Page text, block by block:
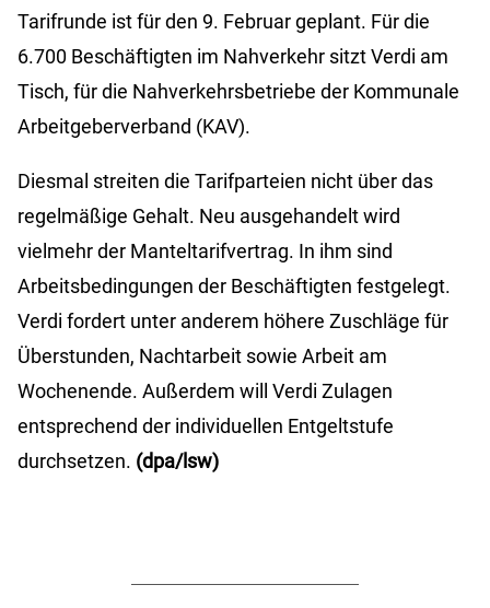
Tarifrunde ist für den 9. Februar geplant. Für die
6.700 Beschäftigten im Nahverkehr sitzt Verdi am
Tisch, für die Nahverkehrsbetriebe der Kommunale
Arbeitgeberverband (KAV).
Diesmal streiten die Tarifparteien nicht über das
regelmäßige Gehalt. Neu ausgehandelt wird
vielmehr der Manteltarifvertrag. In ihm sind
Arbeitsbedingungen der Beschäftigten festgelegt.
Verdi fordert unter anderem höhere Zuschläge für
Überstunden, Nachtarbeit sowie Arbeit am
Wochenende. Außerdem will Verdi Zulagen
entsprechend der individuellen Entgeltstufe
durchsetzen. (dpa/lsw)